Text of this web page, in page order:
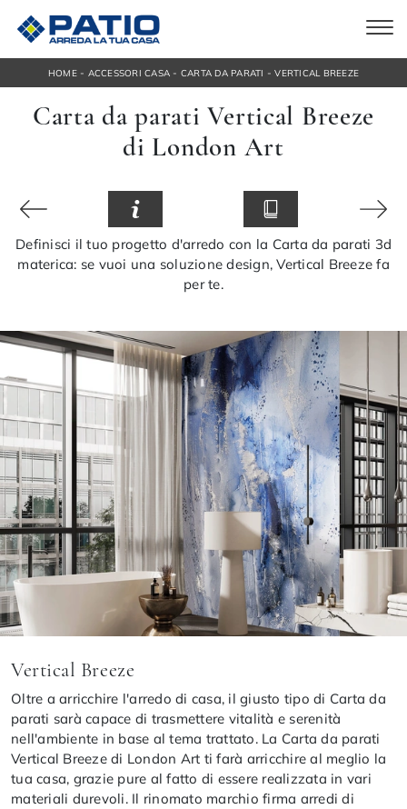
HOME- ACCESSORI CASA - CARTA DA PARATI -VERTICAL BREEZE
Carta da parati Vertical Breeze
di London Art
Definisci il tuo progetto d'arredo con la Carta da parati 3d
materica: se vuoi una soluzione design, Vertical Breeze fa
per te.
Vertical Breeze
Oltre a arricchire l'arredo di casa, il giusto tipo di Carta da
parati sarà capace di trasmettere vitalità e serenità
nell'ambiente in base al tema trattato. La Carta da parati
Vertical Breeze di London Art ti farà arricchire al meglio la
tua casa, grazie pure al fatto di essere realizzata in vari
materiali durevoli. Il rinomato marchio firma arredi di